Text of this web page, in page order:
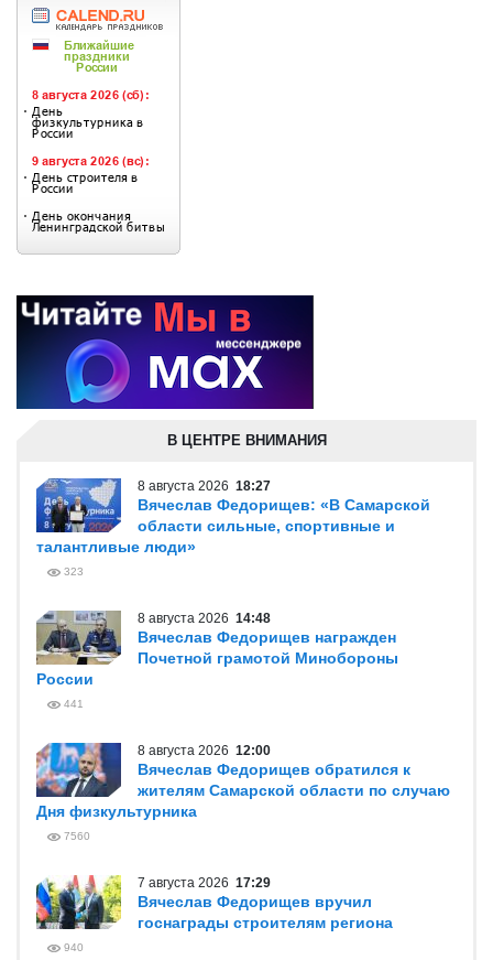
В ЦЕНТРЕ ВНИМАНИЯ
8 августа 2026 18:27
Вячеслав Федорищев: «В Самарской
области сильные, спортивные и
талантливые люди»
323
8 августа 2026 14:48
Вячеслав Федорищев награжден
Почетной грамотой Минобороны
России
441
8 августа 2026 12:00
Вячеслав Федорищев обратился к
жителям Самарской области по случаю
Дня физкультурника
7560
7 августа 2026 17:29
Вячеслав Федорищев вручил
госнаграды строителям региона
940